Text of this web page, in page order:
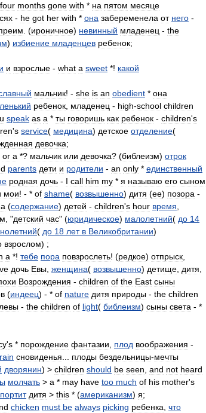
four months gone with * на пятом месяце
- he got her with * она забеременела от него -
. (ироничное) невинный младенец - the
) избиение младенцев ребенок;
и взрослые - what a sweet *! какой
мальчик! - she is an obedient * она
ребенок младенец - high-school children
speak as a * ты говоришь как ребенок - сhildren's
's service( медицина) детское отделение(
девочка;
or a *? мальчик или девочка? (библеизм) отрок
parents дети и родители - an only * единственный
родная дочь - I call him my * я называю его сыном
мои! - * of shame( возвышенно) дитя (ее) позора -
(содержание) детей - children's hour время
, "детский час" (юридическое) малолетний( до 14
( до 18 лет в Великобритании)
взрослом) ;
a *! тебе пора повзрослеть! (редкое) отпрыск
дочь Евы женщина( возвышенно) детище дитя
Возрождения - children of the East сыны
(индеец) - * of nature дитя природы - the children
- the сhildren of light( библеизм) сыны света - *
's * порождение фантазии плод воображения -
сновиденья плоды бездельницы-мечты
дворянин) > сhildren should be seen and not heard
молчать > a * may have too much of his mother's
портит дитя > this * (американизм) я;
chicken must be always picking ребенка что